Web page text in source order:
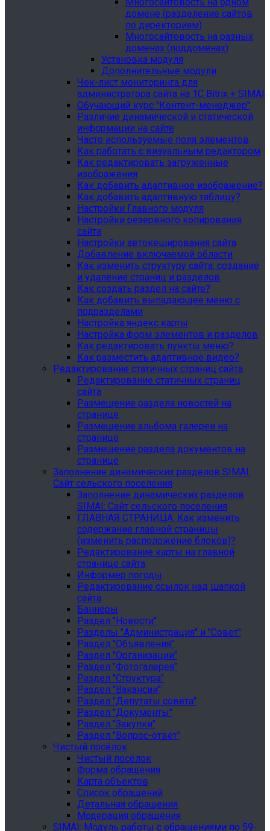
домене (разделение сайтов
по директориям)
Многосайтовость на разных
доменах (поддоменах)
Установка модуля
Дополнительные модули
Чек-лист мониторинга для
администратора сайта на 1С Bitrix + SIMAI
Обучающий курс "Контент-менеджер"
Различие динамической и статической
информации на сайте
Часто используемые поля элементов
Как работать с визуальным редактором
Как редактировать загруженные
изображения
Как добавить адаптивное изображение?
Как добавить адаптивную таблицу?
Настройки Главного модуля
Настройки резервного копирования
сайта
Настройки автокеширования сайта
Добавление включаемой области
Как изменить структуру сайта: создание
и удаление страниц и разделов
Как создать раздел на сайте?
Как добавить выпадающее меню с
подразделами
Настройка яндекс карты
Настройка форм элементов и разделов
Как редактировать пункты меню?
Как разместить адаптивное видео?
Редактирование статичных страниц сайта
Редактирование статичных страниц
сайта
Размещение раздела новостей на
странице
Размещение альбома галереи на
странице
Размещение раздела документов на
странице
Заполнение динамических разделов SIMAI:
Сайт сельского поселения
Заполнение динамических разделов
SIMAI: Сайт сельского поселения
ГЛАВНАЯ СТРАНИЦА. Как изменить
содержание главной страницы
(изменить расположение блоков)?
Редактирование карты на главной
странице сайта
Информер погоды
Редактирование ссылок над шапкой
сайта
Баннеры
Раздел "Новости"
Разделы "Администрация" и "Совет"
Раздел "Объявления"
Раздел "Организации"
Раздел "Фотогалерея"
Раздел "Структура"
Раздел "Вакансии"
Раздел "Депутаты совета"
Раздел "Документы"
Раздел "Закупки"
Раздел "Вопрос-ответ"
Чистый посёлок
Чистый посёлок
Форма обращения
Карта объектов
Список обращений
Детальная обращения
Модерация обращения
SIMAI: Модуль работы с обращениями по 59-